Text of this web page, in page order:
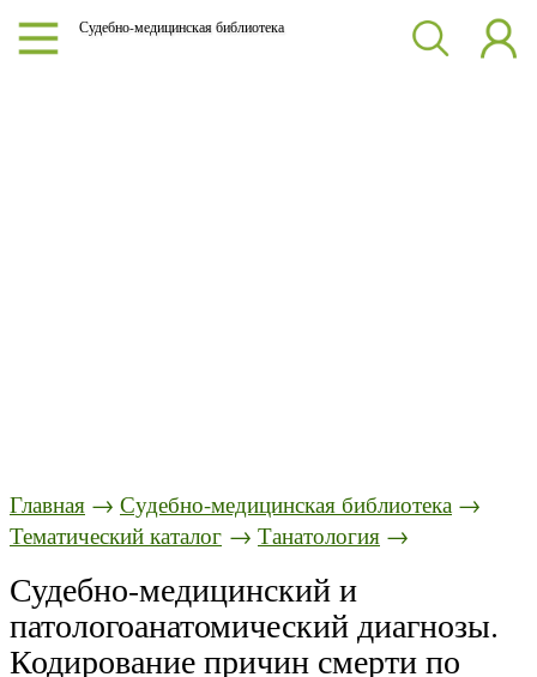
Судебно-медицинская библиотека
Главная → Судебно-медицинская библиотека →
Тематический каталог → Танатология →
Судебно-медицинский и
патологоанатомический диагнозы.
Кодирование причин смерти по